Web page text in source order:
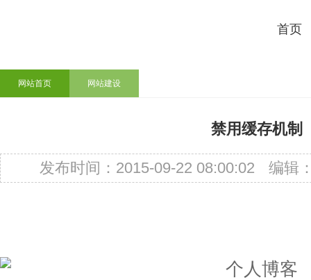
首页
网站首页 网站建设
禁用缓存机制
发布时间：2015-09-22 08:00:02 编辑